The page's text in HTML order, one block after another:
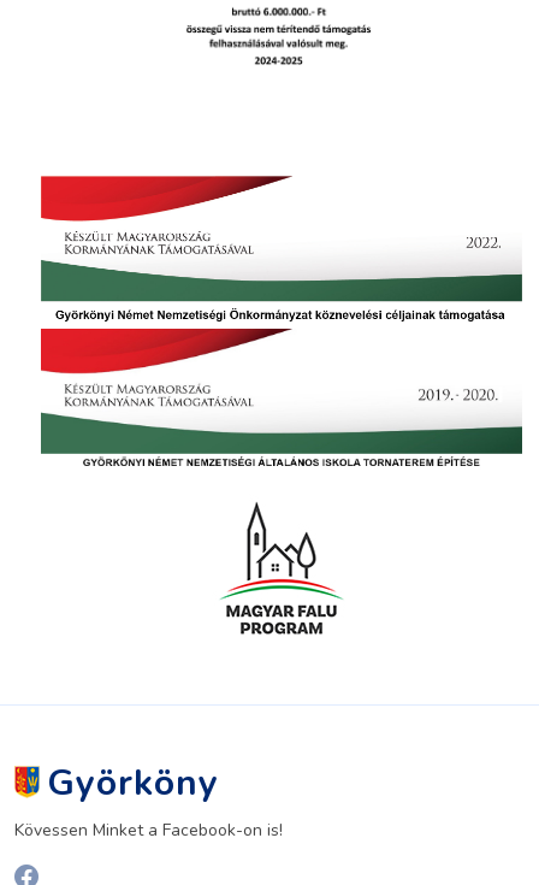
Györköny
Kövessen Minket a Facebook-on is!